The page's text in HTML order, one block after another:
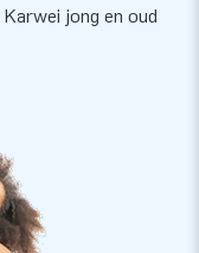
jong en oud